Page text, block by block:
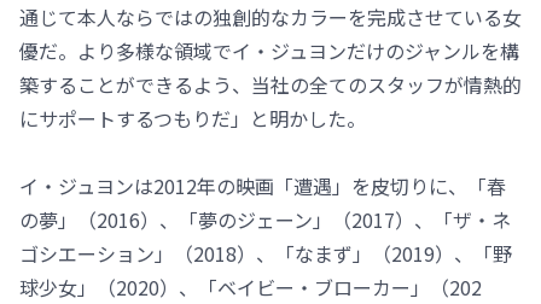
通じて本人ならではの独創的なカラーを完成させている女
優だ。より多様な領域でイ・ジュヨンだけのジャンルを構
築することができるよう、当社の全てのスタッフが情熱的
にサポートするつもりだ」と明かした。
イ・ジュヨンは2012年の映画「遭遇」を皮切りに、「春
の夢」（2016）、「夢のジェーン」（2017）、「ザ・ネ
ゴシエーション」（2018）、「なまず」（2019）、「野
球少女」（2020）、「ベイビー・ブローカー」（202